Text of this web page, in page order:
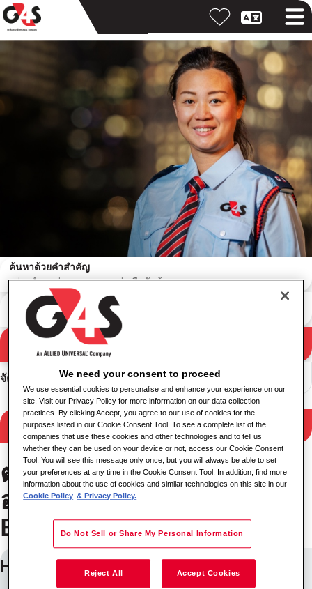
ผลการค้นหา
ค้นหาด้วยคำสำคัญ
ค้นหาตามสถานที่
จัดเรียง
กรองผลลัพธ์
ตำแหน่งงาน การจัดการสิ่ง
อำนวยความสะดวก ใน
Bridgwater
HARD SERVICES SUPERVISOR
We need your consent to proceed
We use essential cookies to personalise and enhance your experience on our
site. Visit our Privacy Policy for more information on our data collection
practices. By clicking Accept, you agree to our use of cookies for the
purposes listed in our Cookie Consent Tool. To see a complete list of the
companies that use these cookies and other technologies and to tell us
whether they can be used on your device or not, access our Cookie Consent
Tool. You will see this message only once, but you will always be able to set
your preferences at any time in the Cookie Consent Tool. In addition, find more
information about the use of cookies and similar technologies on this site in our
Cookie Policy & Privacy Policy.
Do Not Sell or Share My Personal Information
Reject All Accept Cookies